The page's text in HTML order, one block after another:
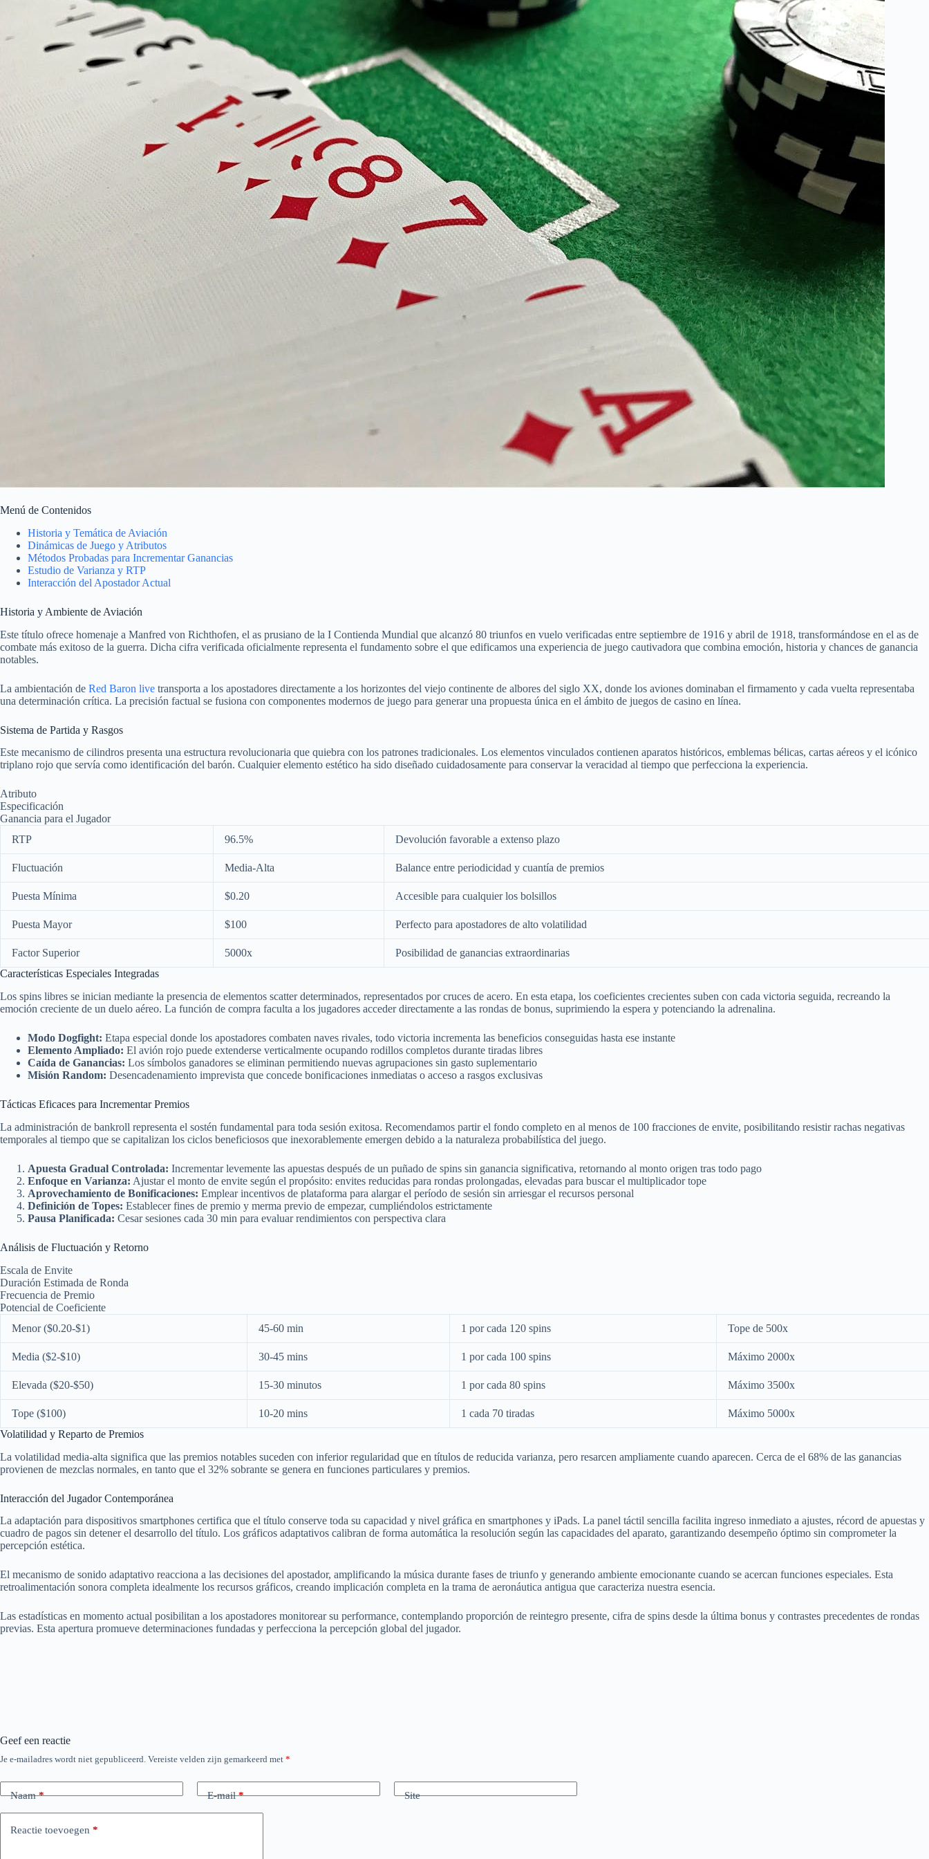
Menú de Contenidos
Historia y Temática de Aviación
Dinámicas de Juego y Atributos
Métodos Probadas para Incrementar Ganancias
Estudio de Varianza y RTP
Interacción del Apostador Actual
Historia y Ambiente de Aviación
Este título ofrece homenaje a Manfred von Richthofen, el as prusiano de la I Contienda Mundial que alcanzó 80 triunfos en vuelo verificadas entre septiembre de 1916 y abril de 1918, transformándose en el as de
combate más exitoso de la guerra. Dicha cifra verificada oficialmente representa el fundamento sobre el que edificamos una experiencia de juego cautivadora que combina emoción, historia y chances de ganancia
notables.
La ambientación de Red Baron live transporta a los apostadores directamente a los horizontes del viejo continente de albores del siglo XX, donde los aviones dominaban el firmamento y cada vuelta representaba
una determinación crítica. La precisión factual se fusiona con componentes modernos de juego para generar una propuesta única en el ámbito de juegos de casino en línea.
Sistema de Partida y Rasgos
Este mecanismo de cilindros presenta una estructura revolucionaria que quiebra con los patrones tradicionales. Los elementos vinculados contienen aparatos históricos, emblemas bélicas, cartas aéreos y el icónico
triplano rojo que servía como identificación del barón. Cualquier elemento estético ha sido diseñado cuidadosamente para conservar la veracidad al tiempo que perfecciona la experiencia.
Atributo
Especificación
Ganancia para el Jugador
RTP
96.5% Devolución favorable a extenso plazo
Fluctuación Media-Alta Balance entre periodicidad y cuantía de premios
Puesta Mínima $0.20 Accesible para cualquier los bolsillos
Puesta Mayor $100 Perfecto para apostadores de alto volatilidad
Factor Superior 5000x
Posibilidad de ganancias extraordinarias
Características Especiales Integradas
Los spins libres se inician mediante la presencia de elementos scatter determinados, representados por cruces de acero. En esta etapa, los coeficientes crecientes suben con cada victoria seguida, recreando la
emoción creciente de un duelo aéreo. La función de compra faculta a los jugadores acceder directamente a las rondas de bonus, suprimiendo la espera y potenciando la adrenalina.
Modo Dogfight: Etapa especial donde los apostadores combaten naves rivales, todo victoria incrementa las beneficios conseguidas hasta ese instante
Elemento Ampliado: El avión rojo puede extenderse verticalmente ocupando rodillos completos durante tiradas libres
Caída de Ganancias: Los símbolos ganadores se eliminan permitiendo nuevas agrupaciones sin gasto suplementario
Misión Random: Desencadenamiento imprevista que concede bonificaciones inmediatas o acceso a rasgos exclusivas
Tácticas Eficaces para Incrementar Premios
La administración de bankroll representa el sostén fundamental para toda sesión exitosa. Recomendamos partir el fondo completo en al menos de 100 fracciones de envite, posibilitando resistir rachas negativas
temporales al tiempo que se capitalizan los ciclos beneficiosos que inexorablemente emergen debido a la naturaleza probabilística del juego.
Apuesta Gradual Controlada: Incrementar levemente las apuestas después de un puñado de spins sin ganancia significativa, retornando al monto origen tras todo pago
Enfoque en Varianza: Ajustar el monto de envite según el propósito: envites reducidas para rondas prolongadas, elevadas para buscar el multiplicador tope
Aprovechamiento de Bonificaciones: Emplear incentivos de plataforma para alargar el período de sesión sin arriesgar el recursos personal
Definición de Topes: Establecer fines de premio y merma previo de empezar, cumpliéndolos estrictamente
Pausa Planificada: Cesar sesiones cada 30 min para evaluar rendimientos con perspectiva clara
Análisis de Fluctuación y Retorno
Escala de Envite
Duración Estimada de Ronda
Frecuencia de Premio
Potencial de Coeficiente
Menor ($0.20-$1)
45-60 min 1 por cada 120 spins Tope de 500x
Media ($2-$10) 30-45 mins 1 por cada 100 spins Máximo 2000x
Elevada ($20-$50) 15-30 minutos 1 por cada 80 spins Máximo 3500x
Tope ($100) 10-20 mins 1 cada 70 tiradas
Máximo 5000x
Volatilidad y Reparto de Premios
La volatilidad media-alta significa que las premios notables suceden con inferior regularidad que en títulos de reducida varianza, pero resarcen ampliamente cuando aparecen. Cerca de el 68% de las ganancias
provienen de mezclas normales, en tanto que el 32% sobrante se genera en funciones particulares y premios.
Interacción del Jugador Contemporánea
La adaptación para dispositivos smartphones certifica que el título conserve toda su capacidad y nivel gráfica en smartphones y iPads. La panel táctil sencilla facilita ingreso inmediato a ajustes, récord de apuestas y
cuadro de pagos sin detener el desarrollo del título. Los gráficos adaptativos calibran de forma automática la resolución según las capacidades del aparato, garantizando desempeño óptimo sin comprometer la
percepción estética.
El mecanismo de sonido adaptativo reacciona a las decisiones del apostador, amplificando la música durante fases de triunfo y generando ambiente emocionante cuando se acercan funciones especiales. Esta
retroalimentación sonora completa idealmente los recursos gráficos, creando implicación completa en la trama de aeronáutica antigua que caracteriza nuestra esencia.
Las estadísticas en momento actual posibilitan a los apostadores monitorear su performance, contemplando proporción de reintegro presente, cifra de spins desde la última bonus y contrastes precedentes de rondas
previas. Esta apertura promueve determinaciones fundadas y perfecciona la percepción global del jugador.
Geef een reactie
Je e-mailadres wordt niet gepubliceerd. Vereiste velden zijn gemarkeerd met *
Naam* E-mail* Site
Reactie toevoegen *